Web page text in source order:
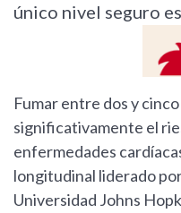
único nivel seguro
Fumar entre dos y
significativamente el
enfermedades
longitudinal liderado
Universidad Johns